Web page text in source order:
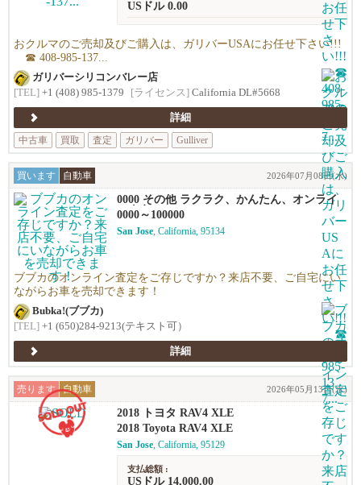
USドル 0.00
おクルマのご売却及びご購入は、ガリバーUSAにお任せ下さい!!!
☎ 408-985-137...
ガリバーシリコンバレー店
[TEL] +1 (408) 985-1379 [ライセンス] California DL#5668
詳細
中古車
買取 査定 ガリバー Gulliver
買います 自動車 2026年07月08日(水)
0000 その他 ラクラク、かんたん、オンライ
ン査定！
0000～100000
San Jose, California, 95134
ブブカのオンライン査定をご存じですか？来店不要、ご自宅にい
ながらお車を売却できます！
Bubka!(ブブカ)
[TEL] +1 (650)284-9213(テキスト可）
詳細
売ります 自動車 2026年05月13日(水)
2018 トヨタ RAV4 XLE
2018 Toyota RAV4 XLE
San Jose, California, 95129
支払総額 :
USドル 14,000.00